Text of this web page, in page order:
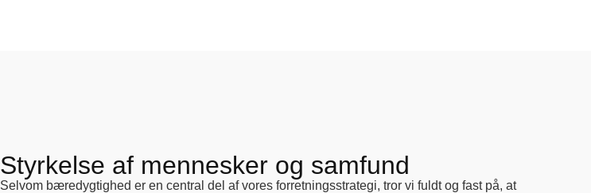
Styrkelse af mennesker og samfund
Selvom bæredygtighed er en central del af vores forretningsstrategi, tror vi fuldt og fast på, at